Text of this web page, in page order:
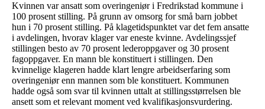
Kvinnen var ansatt som overingeniør i Fredrikstad kommune i
100 prosent stilling. På grunn av omsorg for små barn jobbet
hun i 70 prosent stilling. På klagetidspunktet var det fem ansatte
i avdelingen, hvorav klager var eneste kvinne. Avdelingssjef
stillingen besto av 70 prosent lederoppgaver og 30 prosent
fagoppgaver. En mann ble konstituert i stillingen. Den
kvinnelige klageren hadde klart lengre arbeidserfaring som
overingeniør enn mannen som ble konstituert. Kommunen
hadde også som svar til kvinnen uttalt at stillingsstørrelsen ble
ansett som et relevant moment ved kvalifikasjonsvurdering.